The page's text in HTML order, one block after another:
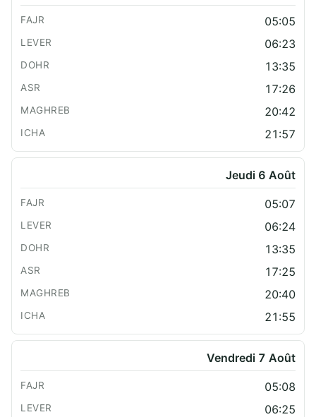
05:05
06:23
13:35
17:26
20:42
21:57
Jeudi 6 Août
05:07
06:24
13:35
17:25
20:40
21:55
Vendredi 7 Août
05:08
06:25